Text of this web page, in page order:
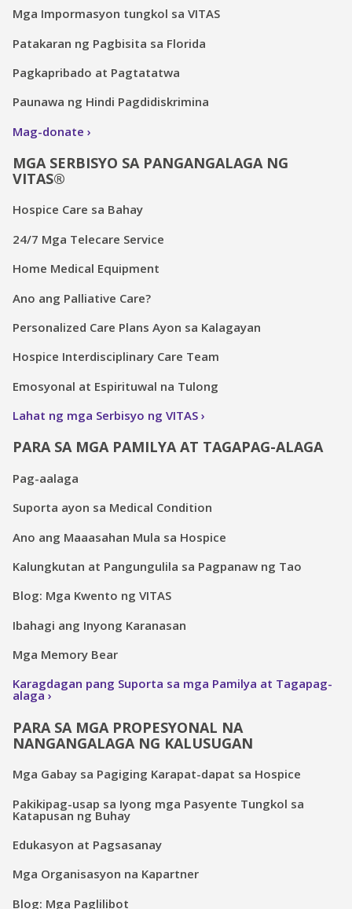
Mga Impormasyon tungkol sa VITAS
Patakaran ng Pagbisita sa Florida
Pagkapribado at Pagtatatwa
Paunawa ng Hindi Pagdidiskrimina
Mag-donate
MGA SERBISYO SA PANGANGALAGA NG
VITAS®
Hospice Care sa Bahay
24/7 Mga Telecare Service
Home Medical Equipment
Ano ang Palliative Care?
Personalized Care Plans Ayon sa Kalagayan
Hospice Interdisciplinary Care Team
Emosyonal at Espirituwal na Tulong
Lahat ng mga Serbisyo ng VITAS
PARA SA MGA PAMILYA AT TAGAPAG-ALAGA
Pag-aalaga
Suporta ayon sa Medical Condition
Ano ang Maaasahan Mula sa Hospice
Kalungkutan at Pangungulila sa Pagpanaw ng Tao
Blog: Mga Kwento ng VITAS
Ibahagi ang Inyong Karanasan
Mga Memory Bear
Karagdagan pang Suporta sa mga Pamilya at Tagapag-
alaga
PARA SA MGA PROPESYONAL NA
NANGANGALAGA NG KALUSUGAN
Mga Gabay sa Pagiging Karapat-dapat sa Hospice
Pakikipag-usap sa Iyong mga Pasyente Tungkol sa
Katapusan ng Buhay
Edukasyon at Pagsasanay
Mga Organisasyon na Kapartner
Blog: Mga Paglilibot